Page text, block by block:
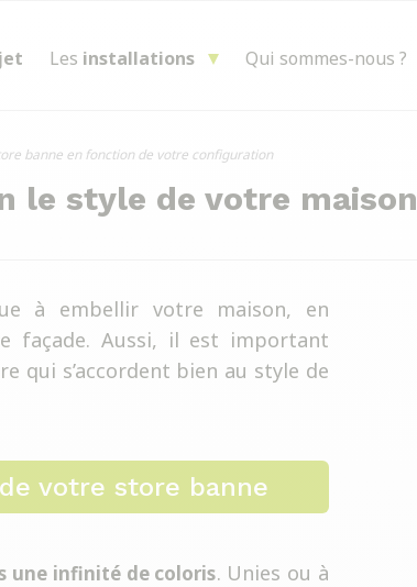
Les installations Qui sommes-nous ?
banne en fonction de votre configuration
le style de votre maison
à embellir votre maison, en
façade. Aussi, il est important
qui s’accordent bien au style de
votre store banne
une infinité de coloris. Unies ou à